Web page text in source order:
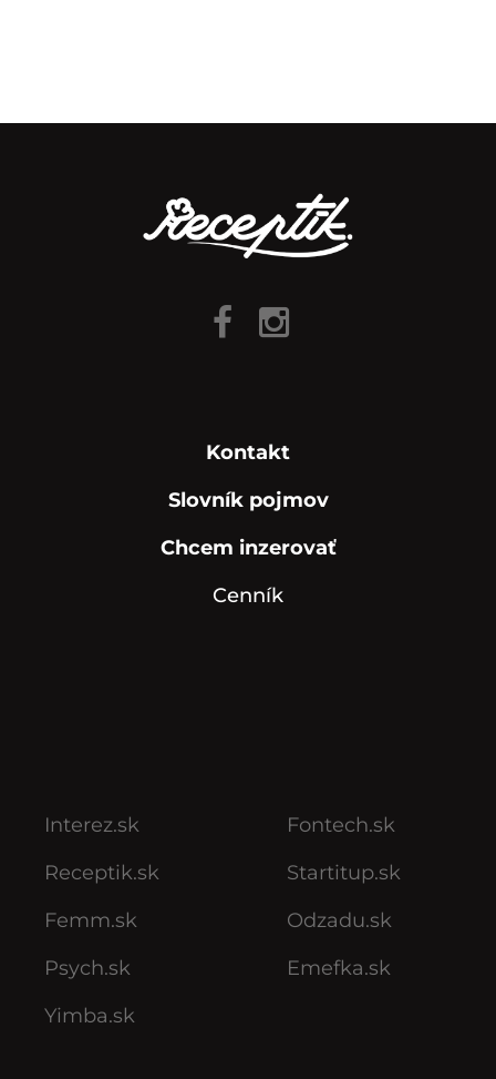
Kontakt
Slovník pojmov
Chcem inzerovať
Cenník
Interez.sk
Receptik.sk
Femm.sk
Psych.sk
Yimba.sk
Fontech.sk
Startitup.sk
Odzadu.sk
Emefka.sk